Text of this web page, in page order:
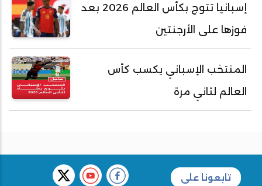
إسبانيا تتوج بكأس العالم 2026 بعد
فوزها على الأرجنتين
المنتخب الإسباني يكسب كأس
العالم لثاني مرة
تابعونا على